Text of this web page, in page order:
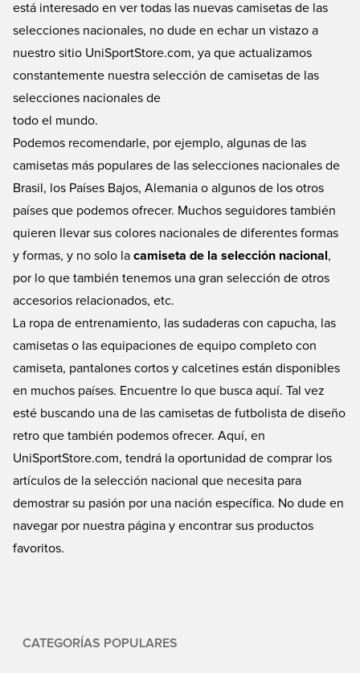
está interesado en ver todas las nuevas camisetas de las
selecciones nacionales, no dude en echar un vistazo a
nuestro sitio UniSportStore.com, ya que actualizamos
constantemente nuestra selección de camisetas de las
selecciones nacionales de
todo el mundo.
Podemos recomendarle, por ejemplo, algunas de las
camisetas más populares de las selecciones nacionales de
Brasil, los Países Bajos, Alemania o algunos de los otros
países que podemos ofrecer. Muchos seguidores también
quieren llevar sus colores nacionales de diferentes formas
y formas, y no solo la camiseta de la selección nacional,
por lo que también tenemos una gran selección de otros
accesorios relacionados, etc.
La ropa de entrenamiento, las sudaderas con capucha, las
camisetas o las equipaciones de equipo completo con
camiseta, pantalones cortos y calcetines están disponibles
en muchos países. Encuentre lo que busca aquí. Tal vez
esté buscando una de las camisetas de futbolista de diseño
retro que también podemos ofrecer. Aquí, en
UniSportStore.com, tendrá la oportunidad de comprar los
artículos de la selección nacional que necesita para
demostrar su pasión por una nación específica. No dude en
navegar por nuestra página y encontrar sus productos
favoritos.
CATEGORÍAS POPULARES